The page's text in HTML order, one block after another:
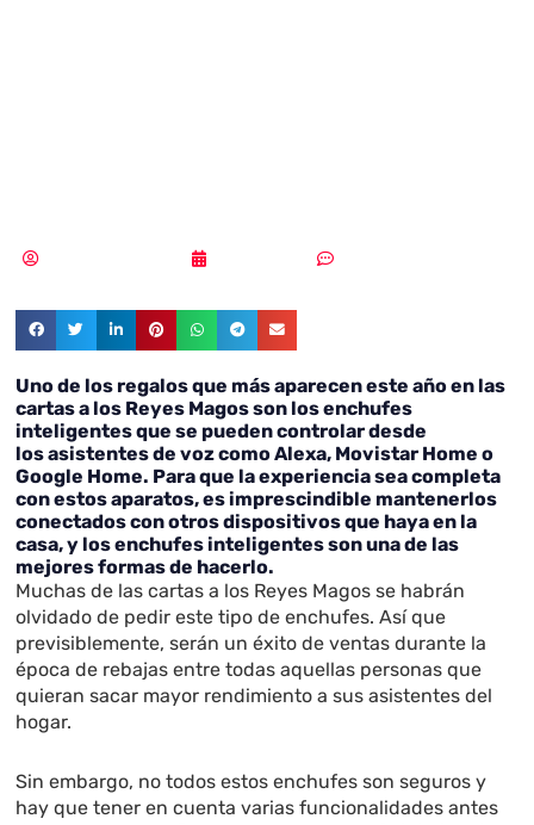
Uno de los regalos que más aparecen este año en las
cartas a los Reyes Magos son los enchufes
inteligentes que se pueden controlar desde
los asistentes de voz como Alexa, Movistar Home o
Google Home. Para que la experiencia sea completa
con estos aparatos, es imprescindible mantenerlos
conectados con otros dispositivos que haya en la
casa, y los enchufes inteligentes son una de las
mejores formas de hacerlo.
Muchas de las cartas a los Reyes Magos se habrán
olvidado de pedir este tipo de enchufes. Así que
previsiblemente, serán un éxito de ventas durante la
época de rebajas entre todas aquellas personas que
quieran sacar mayor rendimiento a sus asistentes del
hogar.
Sin embargo, no todos estos enchufes son seguros y
hay que tener en cuenta varias funcionalidades antes